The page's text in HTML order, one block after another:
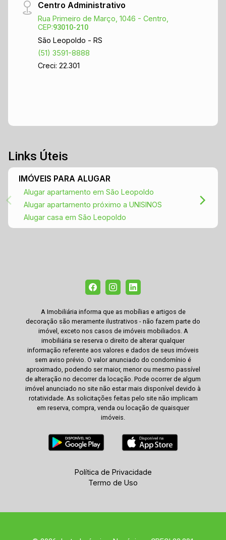
Centro Administrativo
Rua Primeiro de Março, 1046 - Centro,
CEP:93010-210
São Leopoldo - RS
(51) 3591-8888
Creci: 22.301
Links Úteis
IMÓVEIS PARA ALUGAR
Alugar apartamento em São Leopoldo
Alugar apartamento próximo a UNISINOS
Alugar casa em São Leopoldo
A Imobiliária informa que as mobílias e artigos de
decoração são meramente ilustrativos - não fazem parte do
imóvel, exceto nos casos de imóveis mobiliados. A
imobiliária se reserva o direito de alterar qualquer
informação referente aos valores e dados de seus imóveis
sem aviso prévio. O valor anunciado do condomínio é
aproximado, podendo ser maior, menor ou mesmo passível
de alteração no decorrer da locação. Pode ocorrer de algum
imóvel anunciado no site não estar mais disponível devido à
rotatividade. As solicitações feitas pelo site não implicam
em reserva, compra, venda ou locação de quaisquer
imóveis.
Política de Privacidade
Termo de Uso